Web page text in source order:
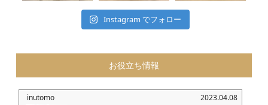
Instagram でフォロー
お役立ち情報
inutomo 2023.04.08